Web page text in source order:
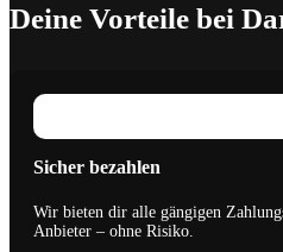
Deine Vorteile bei
Sicher bezahlen
Wir bieten dir alle gängigen
Anbieter – ohne Risiko.